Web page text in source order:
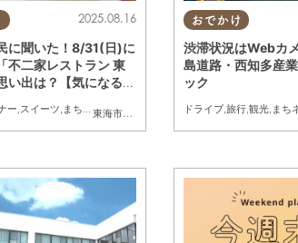
東海市大府市 知多市, 東浦町, 阿久比町,半田市
2025.08.16
に聞いた！8/31(日)に
不二家レストラン 東
い出は？【気になるリ
ー,スイーツ, まちネタ ,気になるリサーチ ,家族
おでかけ
渋滞状況はWebカ
島道路・西知多産
ック
ドライブ,旅行,観光, まち